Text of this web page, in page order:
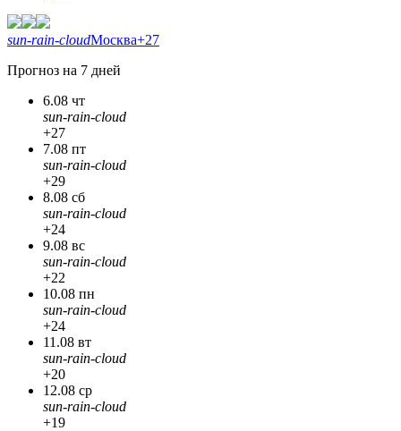
sun-rain-cloudМосква+27
Прогноз на 7 дней
6.08 чт
sun-rain-cloud
+27
7.08 пт
sun-rain-cloud
+29
8.08 сб
sun-rain-cloud
+24
9.08 вс
sun-rain-cloud
+22
10.08 пн
sun-rain-cloud
+24
11.08 вт
sun-rain-cloud
+20
12.08 ср
sun-rain-cloud
+19